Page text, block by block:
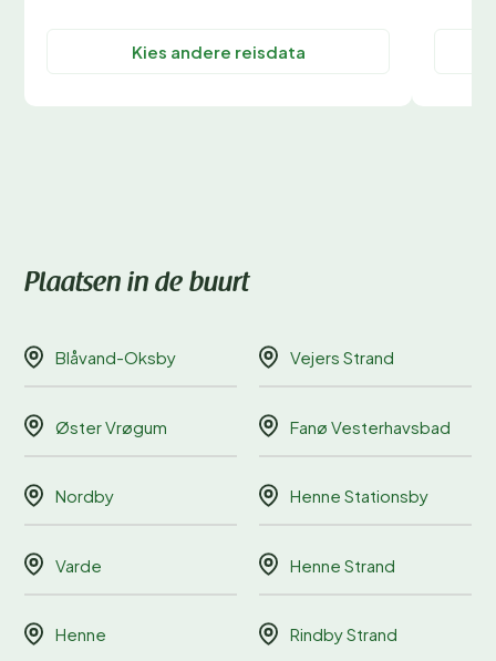
Kies andere reisdata
Plaatsen in de buurt
Blåvand-Oksby Vejers Strand
Øster Vrøgum Fanø Vesterhavsbad
Nordby Henne Stationsby
Varde Henne Strand
Henne Rindby Strand